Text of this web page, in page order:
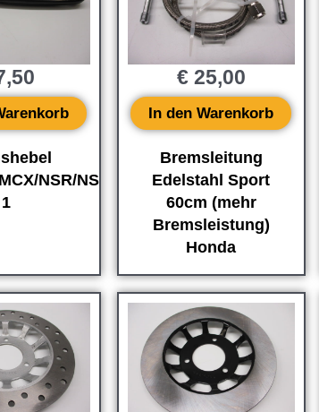
NSR/NS-
1
Bremsleitung
Edelstahl Sport
60cm (mehr
Bremsleistung)
Honda
€25,00
In den Warenkorb